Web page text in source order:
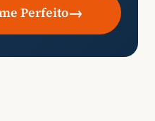
Perfeito→